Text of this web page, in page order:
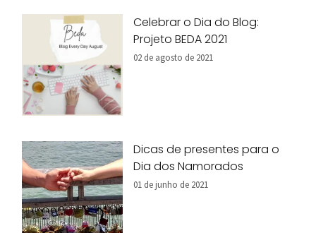
Celebrar o Dia do Blog:
Projeto BEDA 2021
02 de agosto de 2021
Dicas de presentes para o
Dia dos Namorados
01 de junho de 2021